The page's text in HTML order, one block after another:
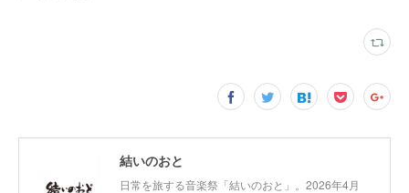
結いのおと
日常を旅する音楽祭「結いのおと」。2026年4月